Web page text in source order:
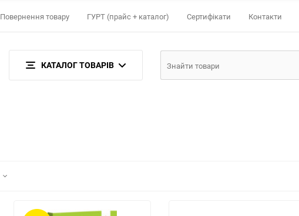
Повернення товару ГУРТ (прайс + каталог) Сертифікати Контакти
КАТАЛОГ ТОВАРІВ